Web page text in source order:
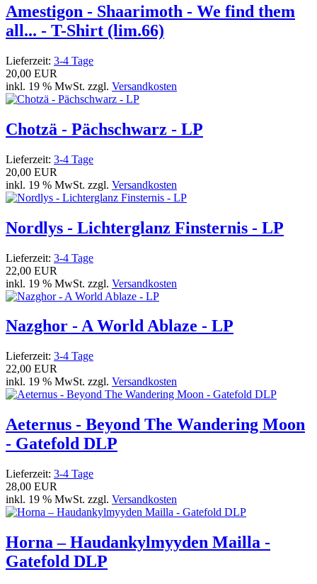
Amestigon - Shaarimoth - We find them
all... - T-Shirt (lim.66)
Lieferzeit: 3-4 Tage
20,00 EUR
inkl. 19 % MwSt. zzgl. Versandkosten
Chotzä - Pächschwarz - LP
Lieferzeit: 3-4 Tage
20,00 EUR
inkl. 19 % MwSt. zzgl. Versandkosten
Nordlys - Lichterglanz Finsternis - LP
Lieferzeit: 3-4 Tage
22,00 EUR
inkl. 19 % MwSt. zzgl. Versandkosten
Nazghor - A World Ablaze - LP
Lieferzeit: 3-4 Tage
22,00 EUR
inkl. 19 % MwSt. zzgl. Versandkosten
Aeternus - Beyond The Wandering Moon
- Gatefold DLP
Lieferzeit: 3-4 Tage
28,00 EUR
inkl. 19 % MwSt. zzgl. Versandkosten
Horna – Haudankylmyyden Mailla -
Gatefold DLP